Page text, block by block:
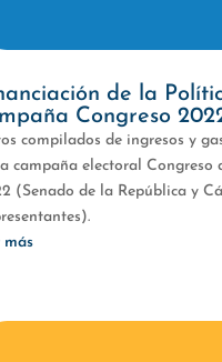
de la
Congreso
compilados de ingresos y
campaña electoral Congreso
(Senado de la República y
más